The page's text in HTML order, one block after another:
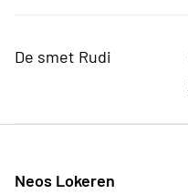
De smet Rudi
Neos Lokeren